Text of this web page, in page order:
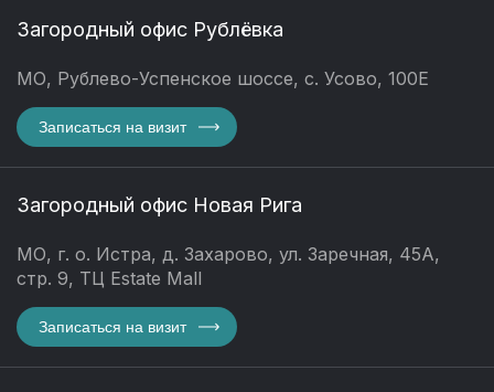
Загородный офис Рублёвка
МО, Рублево-Успенское шоссе, с. Усово, 100Е
Записаться на визит
Загородный офис Новая Рига
МО, г. о. Истра, д. Захарово, ул. Заречная, 45А,
стр. 9, ТЦ Estate Mall
Записаться на визит